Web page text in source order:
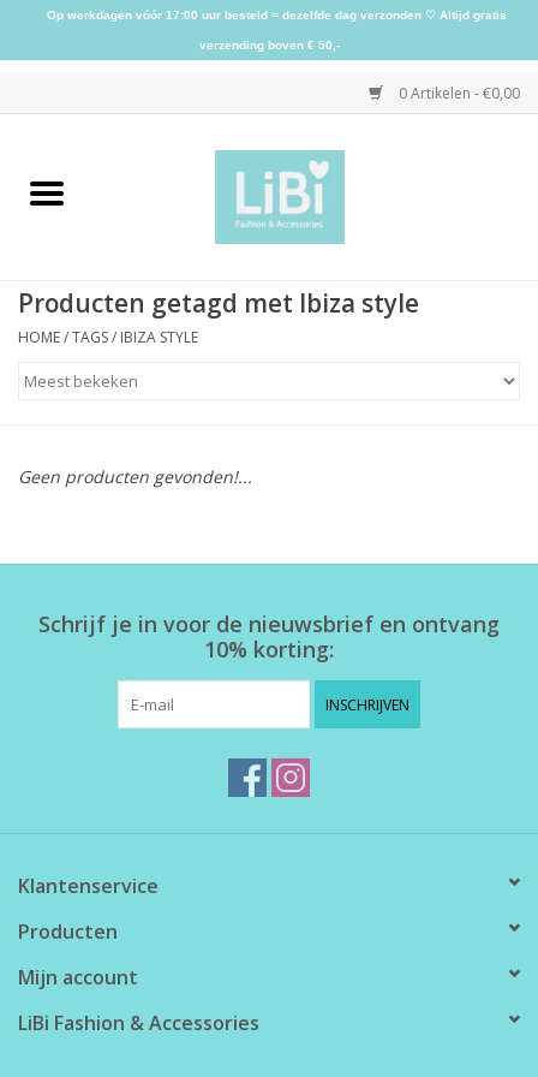
0 Artikelen - €0,00
Home
Schoenen
Herensokken
Producten getagd met Ibiza style
HOME/TAGS/ IBIZA STYLE
Geen producten gevonden!...
Schrijf je in voor de nieuwsbrief en ontvang
10% korting:
INSCHRIJVEN
Klantenservice
Producten
Mijn account
LiBi Fashion & Accessories
Op werkdagen vóór 17:00 uur besteld = dezelfde dag verzonden ♡ Altijd gratis
verzending boven € 50,-